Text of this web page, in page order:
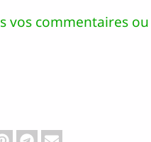
vos commentaires ou